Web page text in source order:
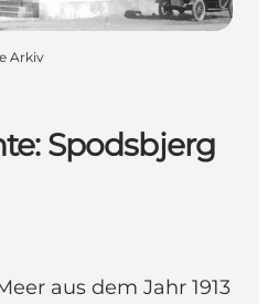
Spodsbjerg
aus dem Jahr 1913
Arkiv